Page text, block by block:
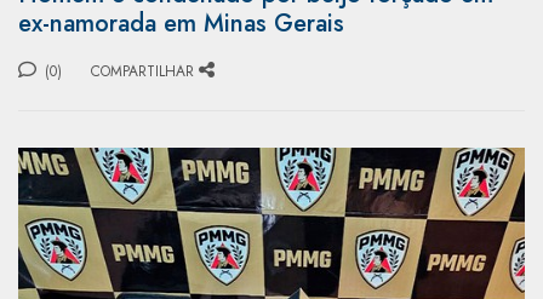
ex-namorada em Minas Gerais
(0) COMPARTILHAR